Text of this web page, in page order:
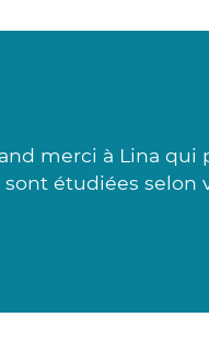
merci à Lina qui
étudiées selon